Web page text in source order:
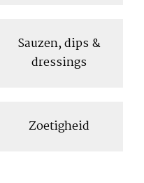
Sauzen, dips &
dressings
Zoetigheid